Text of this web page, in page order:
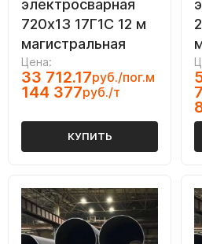
электросварная
720х13 17Г1С 12 м
магистральная
Цена:
33 712.17руб./пог.м
144 377руб./т
КУПИТЬ